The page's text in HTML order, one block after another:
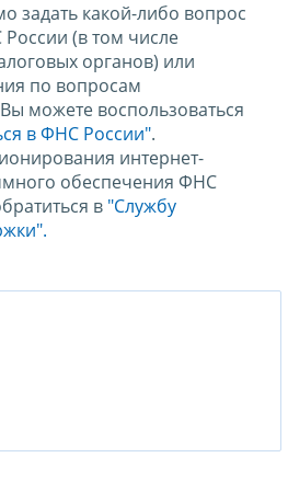
задать какой-либо вопрос
(в том числе
органов) или
по вопросам
можете воспользоваться
в ФНС России".
интернет-
обеспечения ФНС
в "Службу